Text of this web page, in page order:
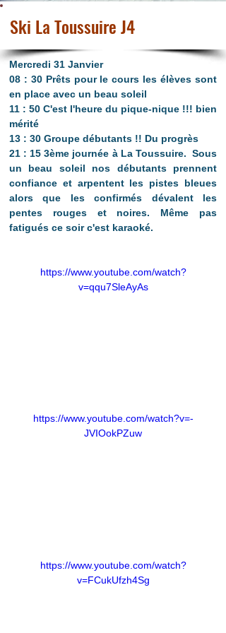
Ski La Toussuire J4
Mercredi 31 Janvier
08 : 30 Prêts pour le cours les élèves sont
en place avec un beau soleil
11 : 50 C'est l'heure du pique-nique !!! bien
mérité
13 : 30 Groupe débutants !! Du progrès
21 : 15 3ème journée à La Toussuire.  Sous
un beau soleil nos débutants prennent
confiance et arpentent les pistes bleues
alors que les confirmés dévalent les
pentes rouges et noires. Même pas
fatigués ce soir c'est karaoké.
https://www.youtube.com/watch?
v=qqu7SleAyAs
https://www.youtube.com/watch?v=-
JVIOokPZuw
https://www.youtube.com/watch?
v=FCukUfzh4Sg